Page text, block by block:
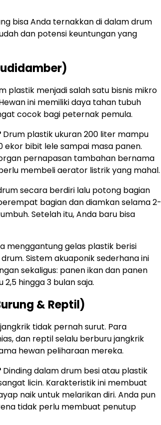
bisa Anda ternakkan di dalam drum
dan potensi keuntungan yang
plastik menjadi salah satu bisnis mikro
ini memiliki daya tahan tubuh
cocok bagi peternak pemula.
Drum plastik ukuran 200 liter mampu
ekor bibit lele sampai masa panen.
pernapasan tambahan bernama
membeli aerator listrik yang mahal.
secara berdiri lalu potong bagian
bagian dan diamkan selama 2-
Setelah itu, Anda baru bisa
menggantung gelas plastik berisi
Sistem akuaponik sederhana ini
sekaligus: panen ikan dan panen
hingga 3 bulan saja.
& Reptil)
tidak pernah surut. Para
dan reptil selalu berburu jangkrik
hewan peliharaan mereka.
Dinding dalam drum besi atau plastik
licin. Karakteristik ini membuat
naik untuk melarikan diri. Anda pun
tidak perlu membuat penutup